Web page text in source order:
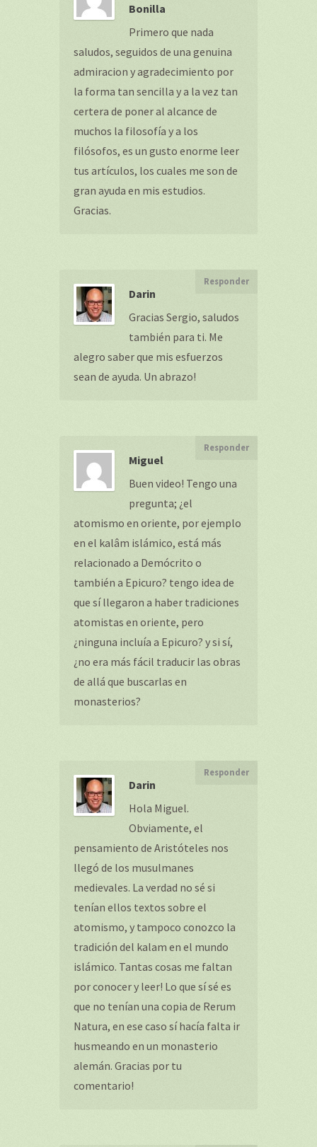
Bonilla
Primero que nada
saludos, seguidos de una genuina
admiracion y agradecimiento por
la forma tan sencilla y a la vez tan
certera de poner al alcance de
muchos la filosofía y a los
filósofos, es un gusto enorme leer
tus artículos, los cuales me son de
gran ayuda en mis estudios.
Gracias.
Darin
Responder
Gracias Sergio, saludos
también para ti. Me
alegro saber que mis esfuerzos
sean de ayuda. Un abrazo!
Miguel
Responder
Buen video! Tengo una
pregunta; ¿el
atomismo en oriente, por ejemplo
en el kalâm islámico, está más
relacionado a Demócrito o
también a Epicuro? tengo idea de
que sí llegaron a haber tradiciones
atomistas en oriente, pero
¿ninguna incluía a Epicuro? y si sí,
¿no era más fácil traducir las obras
de allá que buscarlas en
monasterios?
Darin
Responder
Hola Miguel.
Obviamente, el
pensamiento de Aristóteles nos
llegó de los musulmanes
medievales. La verdad no sé si
tenían ellos textos sobre el
atomismo, y tampoco conozco la
tradición del kalam en el mundo
islámico. Tantas cosas me faltan
por conocer y leer! Lo que sí sé es
que no tenían una copia de Rerum
Natura, en ese caso sí hacía falta ir
husmeando en un monasterio
alemán. Gracias por tu
comentario!